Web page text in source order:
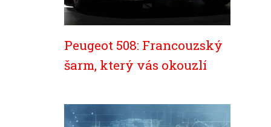
Peugeot 508: Francouzský
šarm, který vás okouzlí